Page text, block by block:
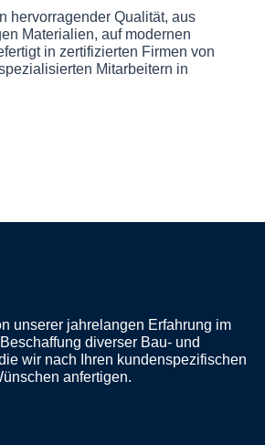
hervorragender Qualität, aus
Materialien, auf modernen
in zertifizierten Firmen von
Mitarbeitern in
unserer jahrelangen Erfahrung im
diverser Bau- und
wir nach Ihren kundenspezifischen
anfertigen.